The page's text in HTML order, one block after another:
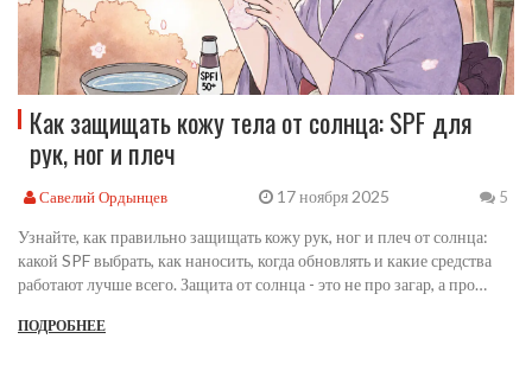
Как защищать кожу тела от солнца: SPF для
рук, ног и плеч
Савелий Ордынцев 17 ноября 2025 5
Узнайте, как правильно защищать кожу рук, ног и плеч от солнца:
какой SPF выбрать, как наносить, когда обновлять и какие средства
работают лучше всего. Защита от солнца - это не про загар, а про
ПОДРОБНЕЕ